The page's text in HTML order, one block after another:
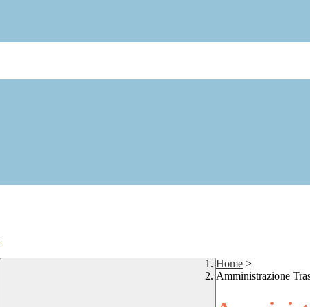
Home >
Amministrazione